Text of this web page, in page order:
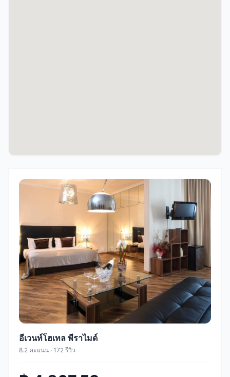
อีเวนท์โฮเทล พีราไมด์
8.2 คะแนน · 172 รีวิว